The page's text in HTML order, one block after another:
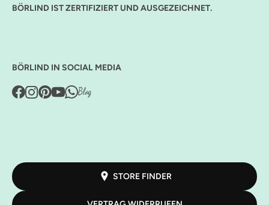
BÖRLIND IST ZERTIFIZIERT UND AUSGEZEICHNET.
BÖRLIND IN SOCIAL MEDIA
STORE FINDER